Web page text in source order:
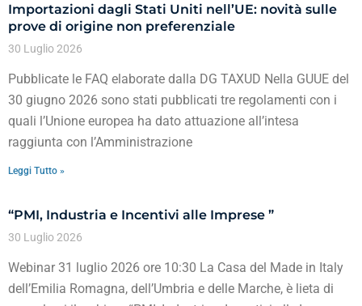
Importazioni dagli Stati Uniti nell’UE: novità sulle
prove di origine non preferenziale
30 Luglio 2026
Pubblicate le FAQ elaborate dalla DG TAXUD Nella GUUE del
30 giugno 2026 sono stati pubblicati tre regolamenti con i
quali l’Unione europea ha dato attuazione all’intesa
raggiunta con l’Amministrazione
Leggi Tutto »
“PMI, Industria e Incentivi alle Imprese ”
30 Luglio 2026
Webinar 31 luglio 2026 ore 10:30 La Casa del Made in Italy
dell’Emilia Romagna, dell’Umbria e delle Marche, è lieta di